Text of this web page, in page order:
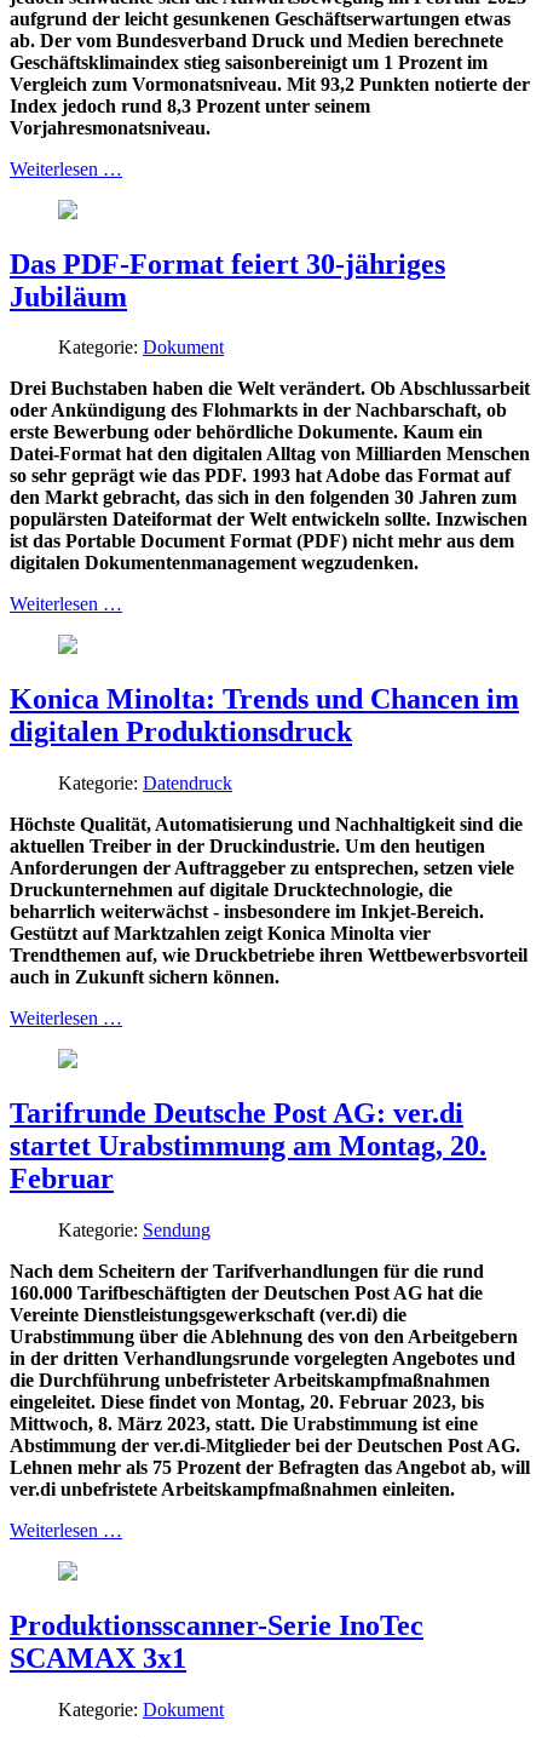
aufgrund der leicht gesunkenen Geschäftserwartungen etwas
ab. Der vom Bundesverband Druck und Medien berechnete
Geschäftsklimaindex stieg saisonbereinigt um 1 Prozent im
Vergleich zum Vormonatsniveau. Mit 93,2 Punkten notierte der
Index jedoch rund 8,3 Prozent unter seinem
Vorjahresmonatsniveau.
Weiterlesen …
Das PDF-Format feiert 30-jähriges
Jubiläum
Kategorie: Dokument
Drei Buchstaben haben die Welt verändert. Ob Abschlussarbeit
oder Ankündigung des Flohmarkts in der Nachbarschaft, ob
erste Bewerbung oder behördliche Dokumente. Kaum ein
Datei-Format hat den digitalen Alltag von Milliarden Menschen
so sehr geprägt wie das PDF. 1993 hat Adobe das Format auf
den Markt gebracht, das sich in den folgenden 30 Jahren zum
populärsten Dateiformat der Welt entwickeln sollte. Inzwischen
ist das Portable Document Format (PDF) nicht mehr aus dem
digitalen Dokumentenmanagement wegzudenken.
Weiterlesen …
Konica Minolta: Trends und Chancen im
digitalen Produktionsdruck
Kategorie: Datendruck
Höchste Qualität, Automatisierung und Nachhaltigkeit sind die
aktuellen Treiber in der Druckindustrie. Um den heutigen
Anforderungen der Auftraggeber zu entsprechen, setzen viele
Druckunternehmen auf digitale Drucktechnologie, die
beharrlich weiterwächst - insbesondere im Inkjet-Bereich.
Gestützt auf Marktzahlen zeigt Konica Minolta vier
Trendthemen auf, wie Druckbetriebe ihren Wettbewerbsvorteil
auch in Zukunft sichern können.
Weiterlesen …
Tarifrunde Deutsche Post AG: ver.di
startet Urabstimmung am Montag, 20.
Februar
Kategorie: Sendung
Nach dem Scheitern der Tarifverhandlungen für die rund
160.000 Tarifbeschäftigten der Deutschen Post AG hat die
Vereinte Dienstleistungsgewerkschaft (ver.di) die
Urabstimmung über die Ablehnung des von den Arbeitgebern
in der dritten Verhandlungsrunde vorgelegten Angebotes und
die Durchführung unbefristeter Arbeitskampfmaßnahmen
eingeleitet. Diese findet von Montag, 20. Februar 2023, bis
Mittwoch, 8. März 2023, statt. Die Urabstimmung ist eine
Abstimmung der ver.di-Mitglieder bei der Deutschen Post AG.
Lehnen mehr als 75 Prozent der Befragten das Angebot ab, will
ver.di unbefristete Arbeitskampfmaßnahmen einleiten.
Weiterlesen …
Produktionsscanner-Serie InoTec
SCAMAX 3x1
Kategorie: Dokument